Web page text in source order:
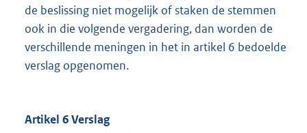
de beslissing niet mogelijk of staken de stemmen
ook in die volgende vergadering, dan worden de
verschillende meningen in het in artikel 6 bedoelde
verslag opgenomen.
Artikel 6 Verslag